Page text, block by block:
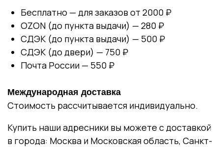
Бесплатно — для заказов от 2000 ₽
OZON (до пункта выдачи) — 280 ₽
СДЭК (до пункта выдачи) — 500 ₽
СДЭК (до двери) — 750 ₽
Почта России — 550 ₽
Международная доставка
Стоимость рассчитывается индивидуально.
Купить наши адресники вы можете с доставкой
в города: Москва и Московская область, Санкт-